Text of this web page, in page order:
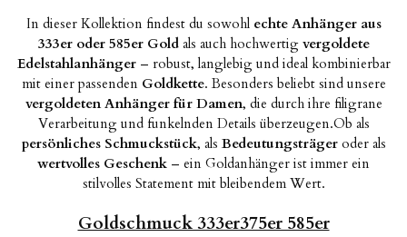
In dieser Kollektion findest du sowohl echte Anhänger aus
333er oder 585er Goldals auch hochwertig vergoldete
Edelstahlanhänger– robust, langlebig und ideal kombinierbar
mit einer passenden Goldkette. Besonders beliebt sind unsere
vergoldeten Anhänger für Damen, die durch ihre filigrane
Verarbeitung und funkelnden Details überzeugen.Ob als
persönliches Schmuckstück, als Bedeutungsträgeroder als
wertvolles Geschenk – ein Goldanhänger ist immer ein
stilvolles Statement mit bleibendem Wert.
Goldschmuck 333er375er 585er